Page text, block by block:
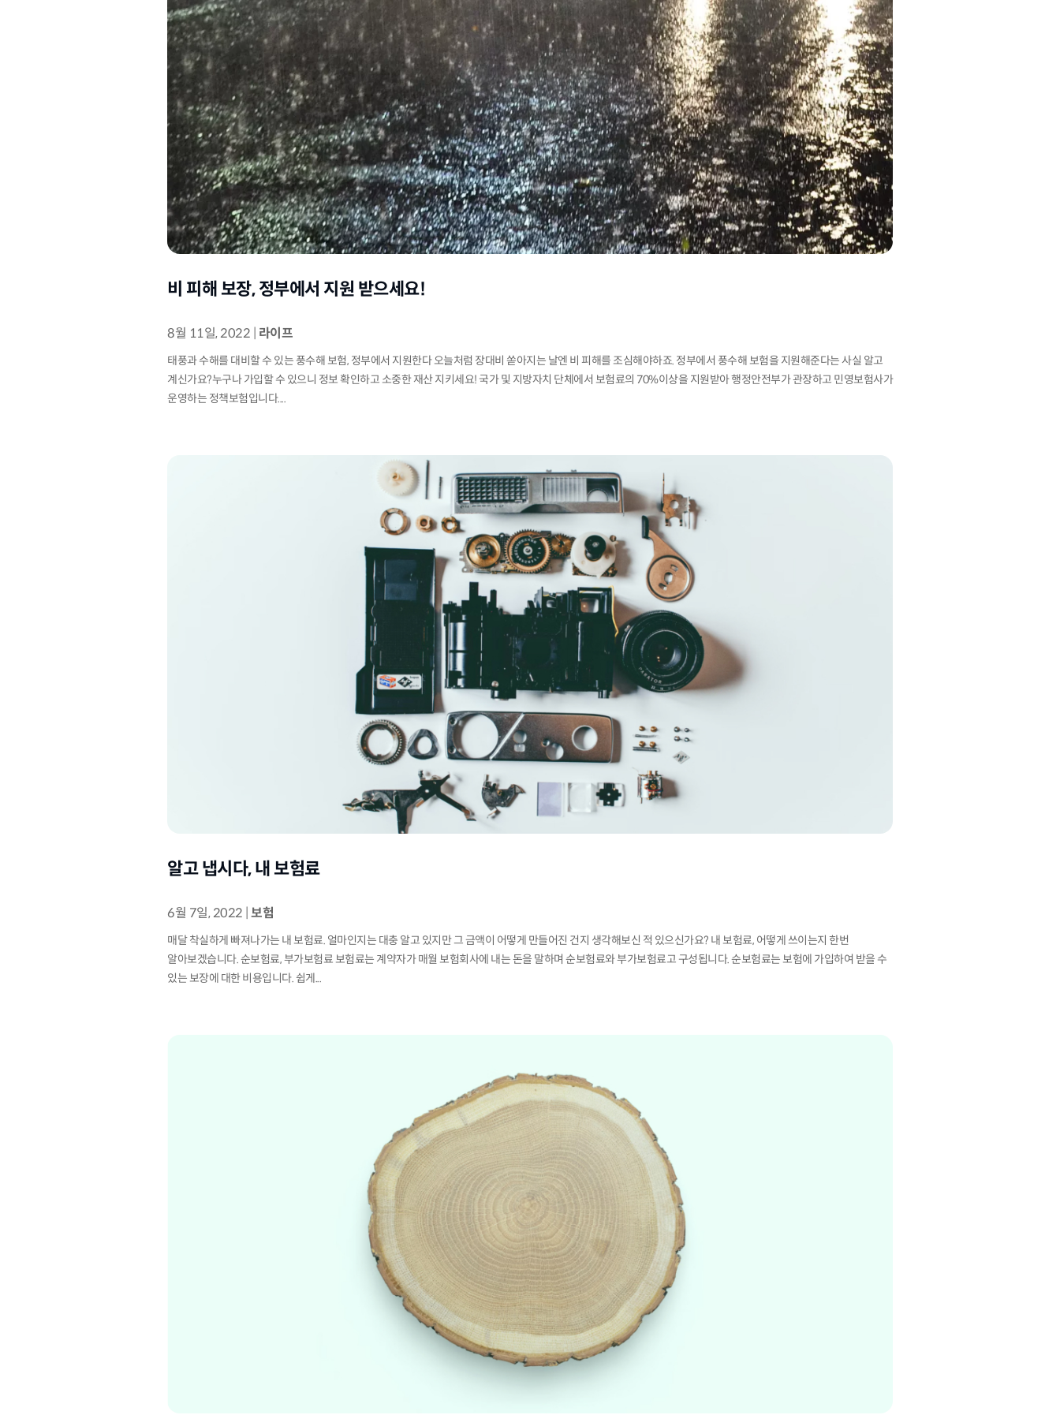
비 피해 보장, 정부에서 지원 받으세요!
8월 11일, 2022 라이프
태풍과 수해를 대비할 수 있는 풍수해 보험, 정부에서 지원한다 오늘처럼 장대비 쏟아지는 날엔 비 피해를 조심해야하죠. 정부에서 풍수해 보험을 지원해준다는 사실 알고
계신가요?누구나 가입할 수 있으니 정보 확인하고 소중한 재산 지키세요! 국가 및 지방자치 단체에서 보험료의 70%이상을 지원받아 행정안전부가 관장하고 민영보험사가
운영하는 정책보험입니다....
알고 냅시다, 내 보험료
6월 7일, 2022 보험
매달 착실하게 빠져나가는 내 보험료. 얼마인지는 대충 알고 있지만 그 금액이 어떻게 만들어진 건지 생각해보신 적 있으신가요? 내 보험료, 어떻게 쓰이는지 한번
알아보겠습니다. 순보험료, 부가보험료 보험료는 계약자가 매월 보험회사에 내는 돈을 말하며 순보험료와 부가보험료고 구성됩니다. 순보험료는 보험에 가입하여 받을 수
있는 보장에 대한 비용입니다. 쉽게...